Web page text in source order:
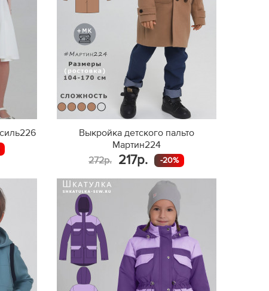
Выкройка детского пальто
Мартин224
272р.
217р. -20%